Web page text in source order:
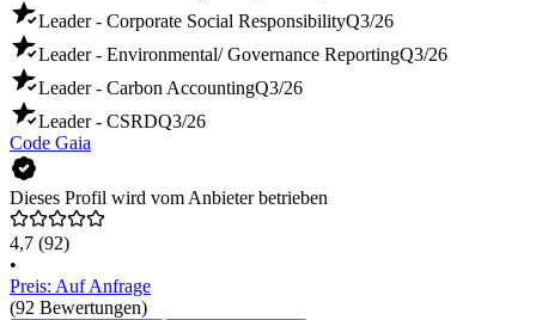
Leader - Corporate Social ResponsibilityQ3/26
Leader - Environmental/ Governance ReportingQ3/26
Leader - Carbon AccountingQ3/26
Leader - CSRDQ3/26
Code Gaia
Dieses Profil wird vom Anbieter betrieben
4,7 (92)
•
Preis: Auf Anfrage
(92 Bewertungen)